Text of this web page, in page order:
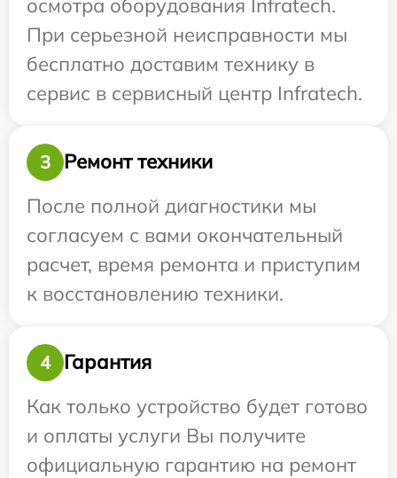
При серьезной неисправности мы
бесплатно доставим технику в
сервис в сервисный центр Infratech.
3
Ремонт техники
После полной диагностики мы
согласуем с вами окончательный
расчет, время ремонта и приступим
к восстановлению техники.
4
Гарантия
Как только устройство будет готово
и оплаты услуги Вы получите
официальную гарантию на ремонт